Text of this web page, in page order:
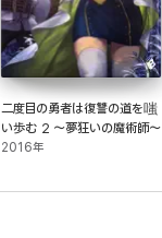
二度目の勇者は復讐の道を嗤
い歩む 2 ～夢狂いの魔術師～
2016年